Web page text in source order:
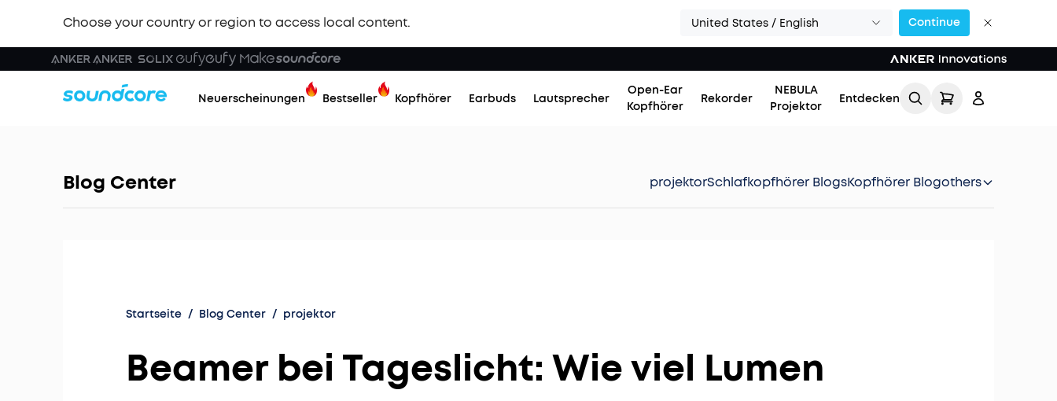
Choose your country or region to access local content. United States / English Continue
Neuerscheinungen Bestseller Kopfhörer Earbuds Lautsprecher
Open-Ear
Kopfhörer
Rekorder
NEBULA
Projektor
Entdecken
Blog Center projektorSchlafkopfhörer BlogsKopfhörer Blogothers
Startseite / Blog Center / projektor
Beamer bei Tageslicht: Wie viel Lumen